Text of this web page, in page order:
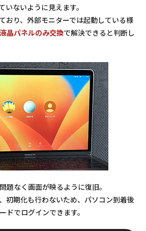
いないように見えます。
おり、外部モニターでは起動している様
液晶パネルのみ交換で解決できると判断し
題なく画面が映るように復旧。
初期化も行わないため、パソコン到着後
ドでログインできます。